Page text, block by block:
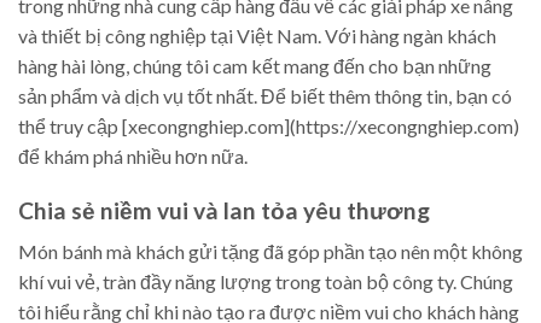
trong những nhà cung cấp hàng đầu về các giải pháp xe nâng
và thiết bị công nghiệp tại Việt Nam. Với hàng ngàn khách
hàng hài lòng, chúng tôi cam kết mang đến cho bạn những
sản phẩm và dịch vụ tốt nhất. Để biết thêm thông tin, bạn có
thể truy cập [xecongnghiep.com](https://xecongnghiep.com)
để khám phá nhiều hơn nữa.
Chia sẻ niềm vui và lan tỏa yêu thương
Món bánh mà khách gửi tặng đã góp phần tạo nên một không
khí vui vẻ, tràn đầy năng lượng trong toàn bộ công ty. Chúng
tôi hiểu rằng chỉ khi nào tạo ra được niềm vui cho khách hàng